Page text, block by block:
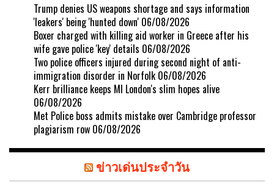
Trump denies US weapons shortage and says information
'leakers' being 'hunted down' 06/08/2026
Boxer charged with killing aid worker in Greece after his
wife gave police 'key' details 06/08/2026
Two police officers injured during second night of anti-
immigration disorder in Norfolk 06/08/2026
Kerr brilliance keeps MI London's slim hopes alive
06/08/2026
Met Police boss admits mistake over Cambridge professor
plagiarism row 06/08/2026
ข่าวเด่นประจำวัน